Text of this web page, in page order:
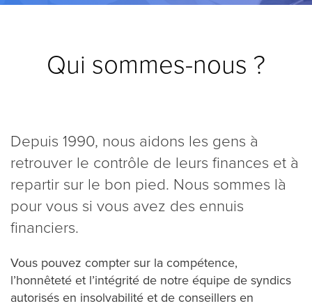
Qui sommes-nous ?
Depuis 1990, nous aidons les gens à
retrouver le contrôle de leurs finances et à
repartir sur le bon pied. Nous sommes là
pour vous si vous avez des ennuis
financiers.
Vous pouvez compter sur la compétence,
l’honnêteté et l’intégrité de notre équipe de syndics
autorisés en insolvabilité et de conseillers en